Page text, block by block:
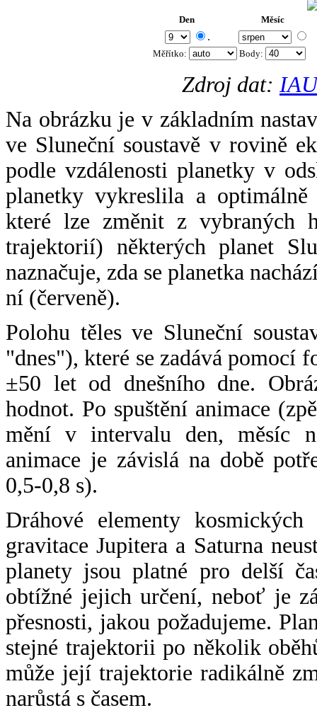
Den Měsíc
.
Měřítko: Body:
Zdroj dat:
Na obrázku je v základním
ve Sluneční soustavě v rovině
podle vzdálenosti planetky v
planetky vykreslila a
které lze změnit z vybraných
trajektorií) některých planet
naznačuje, zda se planetka
ní (červeně).
Polohu těles ve Sluneční
"dnes"), které se zadává pomocí
±50 let od dnešního dne.
hodnot. Po spuštění animace
mění v intervalu den, měsíc
animace je závislá na době
0,5-0,8 s).
Dráhové elementy
gravitace Jupitera a Saturna
planety jsou platné pro delší
obtížné jejich určení, neboť je
přesnosti, jakou požadujeme.
stejné trajektorii po několik
může její trajektorie radikálně
narůstá s časem.